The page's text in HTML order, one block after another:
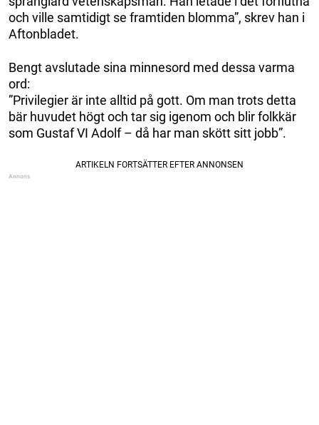
och ville samtidigt se framtiden blomma”, skrev han i
Aftonbladet.
Bengt avslutade sina minnesord med dessa varma
ord:
”Privilegier är inte alltid på gott. Om man trots detta
bär huvudet högt och tar sig igenom och blir folkkär
som Gustaf VI Adolf – då har man skött sitt jobb”.